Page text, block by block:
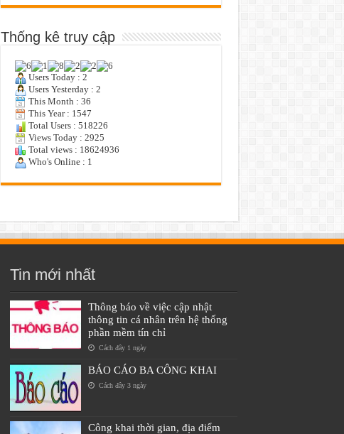
Thống kê truy cập
Users Today : 2
Users Yesterday : 2
This Month : 36
This Year : 1547
Total Users : 518226
Views Today : 2925
Total views : 18624936
Who's Online : 1
Tin mới nhất
Thông báo về việc cập nhật
thông tin cá nhân trên hệ thống
phần mềm tín chỉ
Cách đây 1 ngày
BÁO CÁO BA CÔNG KHAI
Cách đây 3 ngày
Công khai thời gian, địa điểm